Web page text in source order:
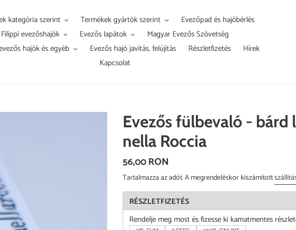
kategória szerint Termékek gyártók szerint
Evezőpad és hajóbérlés
Filippi evezőshajók
Evezős lapátok
Magyar Evezős Szövetség
hajók és egyéb
Evezős hajó javítás, felújítás Részletfizetés
Hírek
Kapcsolat
Evezős fülbevaló - bárd
nella Roccia
Normál
ár
56,00 RON
Tartalmazza az adót. A megrendeléskor kiszámított
RÉSZLETFIZETÉS
Rendelje meg most és fizesse ki kamatmentes